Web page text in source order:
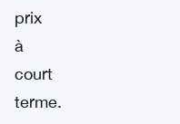
prix
à
court
terme.